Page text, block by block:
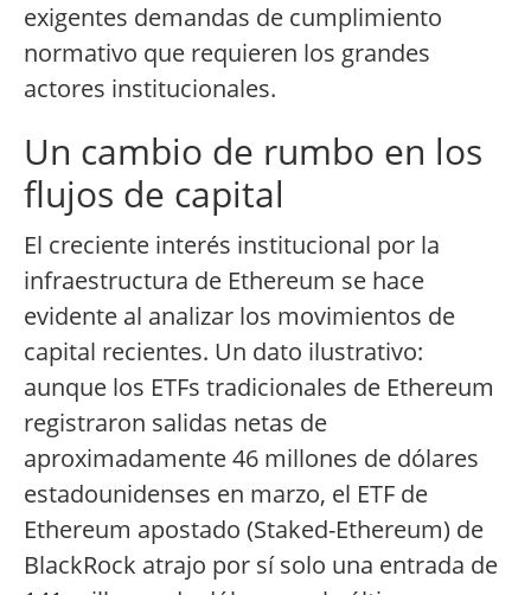
exigentes demandas de cumplimiento
normativo que requieren los grandes
actores institucionales.
Un cambio de rumbo en los
flujos de capital
El creciente interés institucional por la
infraestructura de Ethereum se hace
evidente al analizar los movimientos de
capital recientes. Un dato ilustrativo:
aunque los ETFs tradicionales de Ethereum
registraron salidas netas de
aproximadamente 46 millones de dólares
estadounidenses en marzo, el ETF de
Ethereum apostado (Staked-Ethereum) de
BlackRock atrajo por sí solo una entrada de